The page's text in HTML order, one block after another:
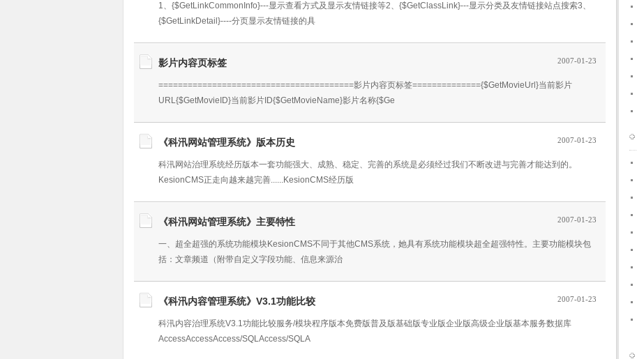
1、{$GetLinkCommonInfo}---显示查看方式及显示友情链接等2、{$GetClassLink}---显示分类及友情链接站点搜索3、
{$GetLinkDetail}----分页显示友情链接的具
影片内容页标签 2007-01-23
========================================影片内容页标签=============={$GetMovieUrl}当前影片
URL{$GetMovieID}当前影片ID{$GetMovieName}影片名称{$Ge
《科汛网站管理系统》版本历史 2007-01-23
科汛网站治理系统经历版本一套功能强大、成熟、稳定、完善的系统是必须经过我们不断改进与完善才能达到的。
KesionCMS正走向越来越完善......KesionCMS经历版
《科汛网站管理系统》主要特性 2007-01-23
一、超全超强的系统功能模块KesionCMS不同于其他CMS系统，她具有系统功能模块超全超强特性。主要功能模块包
括：文章频道（附带自定义字段功能、信息来源治
《科汛内容管理系统》V3.1功能比较 2007-01-23
科汛内容治理系统V3.1功能比较服务/模块程序版本免费版普及版基础版专业版企业版高级企业版基本服务数据库
AccessAccessAccess/SQLAccess/SQLA